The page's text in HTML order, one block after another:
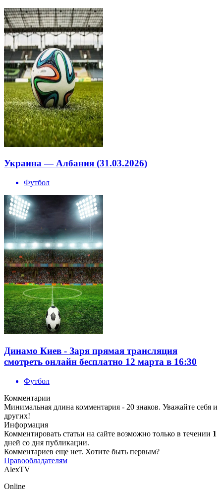
Украина — Албания (31.03.2026)
Футбол
Динамо Киев - Заря прямая трансляция
смотреть онлайн бесплатно 12 марта в 16:30
Футбол
Комментарии
Минимальная длина комментария - 20 знаков. Уважайте себя и
других!
Информация
Комментировать статьи на сайте возможно только в течении 1
дней со дня публикации.
Комментариев еще нет. Хотите быть первым?
Правообладателям
AlexTV
Online